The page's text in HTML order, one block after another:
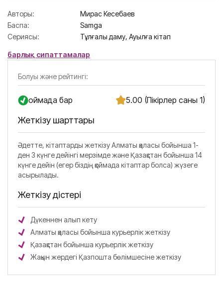
Авторы:
Мирас Кесебаев
Баспа:
Samga
Сериясы:
Тұлғалық даму, Ауылға кітап
барлық сипаттамалар
Болуы және рейтингі:
Қоймада бар 5.00 (Пікірлер саны 1)
Жеткізу шарттары
Әдетте, кітаптарды жеткізу Алматы қаласы бойынша 1-
ден 3 күнге дейінгі мерзімде және Қазақстан бойынша 14
күнге дейін (егер біздің қоймада кітаптар болса) жүзеге
асырылады.
Жеткізу әдістері
Дүкеннен алып кету
Алматы қаласы бойынша курьерлік жеткізу
Қазақстан бойынша курьерлік жеткізу
Жақын жердегі Қазпошта бөлімшесіне жеткізу